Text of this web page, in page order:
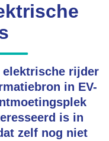
elektrische rijder
in EV-
is in
zelf nog niet